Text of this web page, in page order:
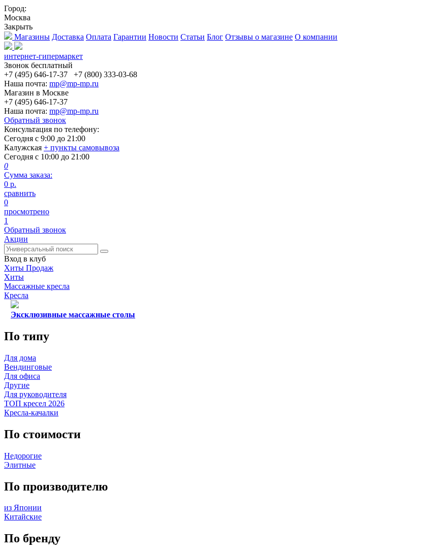
Город:
Москва
Закрыть
Магазины Доставка Оплата Гарантии Новости Статьи Блог Отзывы о магазине О компании
интернет-гипермаркет
Звонок бесплатный
+7 (495) 646-17-37
+7 (800) 333-03-68
Наша почта: mp@mp-mp.ru
Магазин в Москве
+7 (495) 646-17-37
Наша почта: mp@mp-mp.ru
Обратный звонок
Консультация по телефону:
Сегодня с 9:00 до 21:00
Калужская + пункты самовывоза
Сегодня с 10:00 до 21:00
0
Сумма заказа:
0 р.
сравнить
0
просмотрено
1
Обратный звонок
Акции
Вход в клуб
Хиты Продаж
Хиты
Массажные кресла
Кресла
Эксклюзивные массажные столы
По типу
Для дома
Вендинговые
Для офиса
Другие
Для руководителя
ТОП кресел 2026
Кресла-качалки
По стоимости
Недорогие
Элитные
По производителю
из Японии
Китайские
По бренду